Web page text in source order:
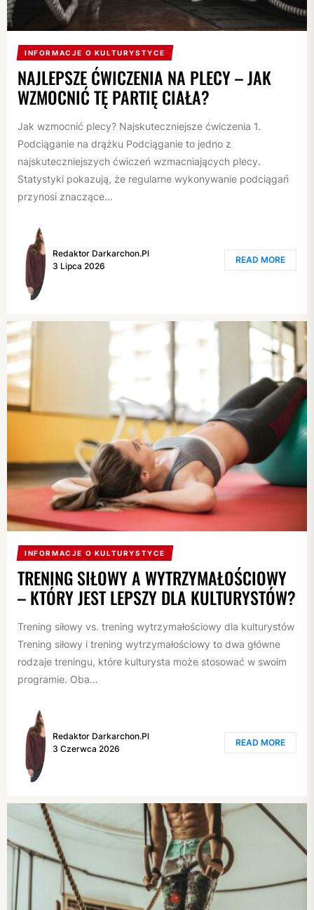
INFORMACJE O KULTURYSTYCE
NAJLEPSZE ĆWICZENIA NA PLECY – JAK
WZMOCNIĆ TĘ PARTIĘ CIAŁA?
Jak wzmocnić plecy? Najskuteczniejsze ćwiczenia 1.
Podciąganie na drążku Podciąganie to jedno z
najskuteczniejszych ćwiczeń wzmacniających plecy.
Statystyki pokazują, że regularne wykonywanie podciągań
przynosi znaczące...
Redaktor Darkarchon.pl
3 Lipca 2026
READ MORE
INFORMACJE O KULTURYSTYCE
TRENING SIŁOWY A WYTRZYMAŁOŚCIOWY
– KTÓRY JEST LEPSZY DLA KULTURYSTÓW?
Trening siłowy vs. trening wytrzymałościowy dla kulturystów
Trening siłowy i trening wytrzymałościowy to dwa główne
rodzaje treningu, które kulturysta może stosować w swoim
programie. Oba...
Redaktor Darkarchon.pl
3 Czerwca 2026
READ MORE